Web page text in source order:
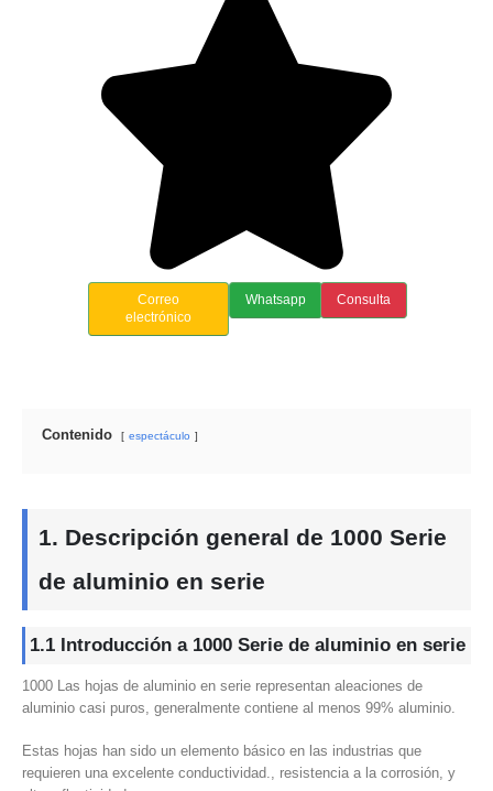
Correo
electrónico
Whatsapp Consulta
Contenido espectáculo
1. Descripción general de 1000 Serie
de aluminio en serie
1.1 Introducción a 1000 Serie de aluminio en serie
1000 Las hojas de aluminio en serie representan aleaciones de
aluminio casi puros, generalmente contiene al menos 99% aluminio.
Estas hojas han sido un elemento básico en las industrias que
requieren una excelente conductividad., resistencia a la corrosión, y